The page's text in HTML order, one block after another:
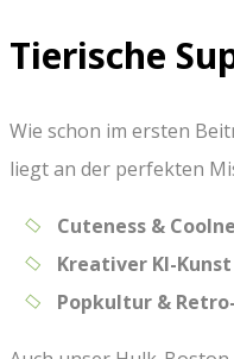
Tierische
Wie schon im ersten
liegt an der perfekten
Cuteness &
Kreativer KI-Kunst
Popkultur &